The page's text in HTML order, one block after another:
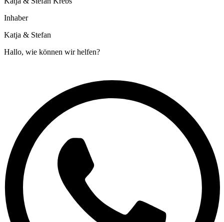
Inhaber
Katja & Stefan
Hallo, wie können wir helfen?